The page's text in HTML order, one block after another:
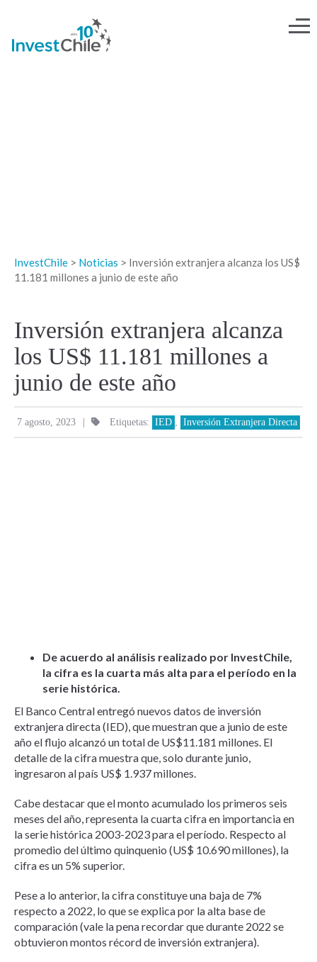
InvestChile > Noticias > Inversión extranjera alcanza los US$
11.181 millones a junio de este año
Inversión extranjera alcanza
los US$ 11.181 millones a
junio de este año
7 agosto, 2023 | Etiquetas: IED Inversión Extranjera Directa
De acuerdo al análisis realizado por InvestChile,
la cifra es la cuarta más alta para el período en la
serie histórica.
El Banco Central entregó nuevos datos de inversión
extranjera directa (IED), que muestran que a junio de este
año el flujo alcanzó un total de US$11.181 millones. El
detalle de la cifra muestra que, solo durante junio,
ingresaron al país US$ 1.937 millones.
Cabe destacar que el monto acumulado los primeros seis
meses del año, representa la cuarta cifra en importancia en
la serie histórica 2003-2023 para el período. Respecto al
promedio del último quinquenio (US$ 10.690 millones), la
cifra es un 5% superior.
Pese a lo anterior, la cifra constituye una baja de 7%
respecto a 2022, lo que se explica por la alta base de
comparación (vale la pena recordar que durante 2022 se
obtuvieron montos récord de inversión extranjera).